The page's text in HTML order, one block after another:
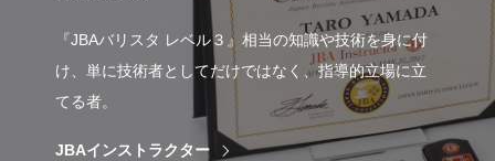
『JBAバリスタ レベル３』相当の知識や技術を身に付
け、単に技術者としてだけではなく、指導的立場に立
てる者。
JBAインストラクター